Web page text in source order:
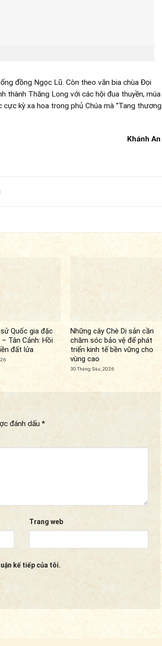
đồng Ngọc Lũ. Còn theo văn bia chùa Đọi
thành Thăng Long với các hội đua thuyền, múa
kỳ xa hoa trong phủ Chúa mà “Tang thương
Khánh An
Quốc gia đặc
Tân Cảnh: Hồi
đất lửa
Những cây Chè Di sản cần
chăm sóc bảo vệ để phát
triển kinh tế bền vững cho
vùng cao
30 Tháng Sáu, 2026
đánh dấu *
Trang web
kế tiếp của tôi.